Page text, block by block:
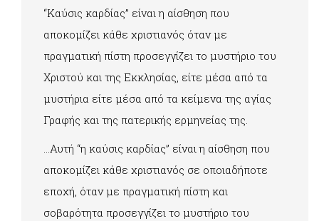
“Καύσις καρδίας” είναι η αίσθηση που
αποκομίζει κάθε χριστιανός όταν με
πραγματική πίστη προσεγγίζει το μυστήριο του
Χριστού και της Εκκλησίας, είτε μέσα από τα
μυστήρια είτε μέσα από τα κείμενα της αγίας
Γραφής και της πατερικής ερμηνείας της.
…Αυτή “η καύσις καρδίας” είναι η αίσθηση που
αποκομίζει κάθε χριστιανός σε οποιαδήποτε
εποχή, όταν με πραγματική πίστη και
σοβαρότητα προσεγγίζει το μυστήριο του